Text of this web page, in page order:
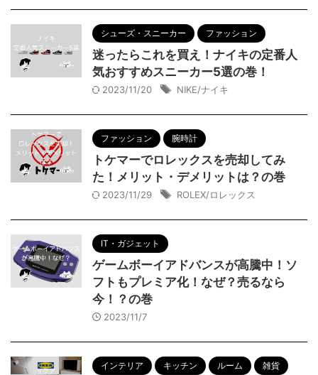
シューズ・スニーカー ファッション
迷ったらこれを買え！ナイキの定番人
気おすすめスニーカー5選の巻！
2023/11/20 NIKE/ナイキ
ファッション 腕時計
トケマーでロレックスを売却してみ
た！メリット・デメリットは？の巻
2023/11/29 ROLEX/ロレックス
IT・ガジェット
ゲームボーイアドバンスが高騰中！ソ
フトもプレミア化！なぜ？売るなら
今！？の巻
2023/11/7
インテリア キッチン ルーム 雑貨